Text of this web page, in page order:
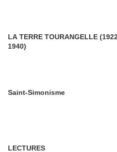
LA TERRE TOURANGELLE
1940)
Saint-Simonisme
LECTURES